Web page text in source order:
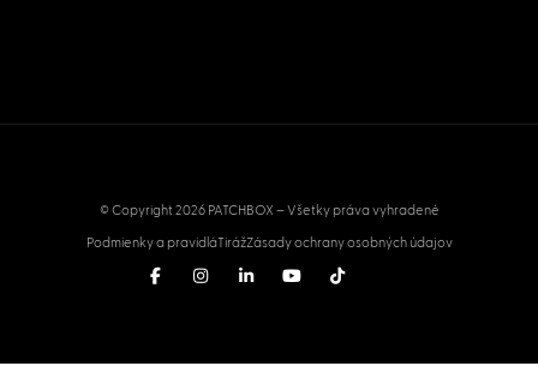
© Copyright 2026 PATCHBOX – Všetky práva vyhradené
Podmienky a pravidláTirážZásady ochrany osobných údajov